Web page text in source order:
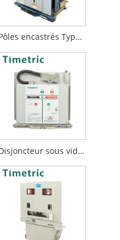
Pôles encastrés Type VCB
Disjoncteur sous vide 12kv